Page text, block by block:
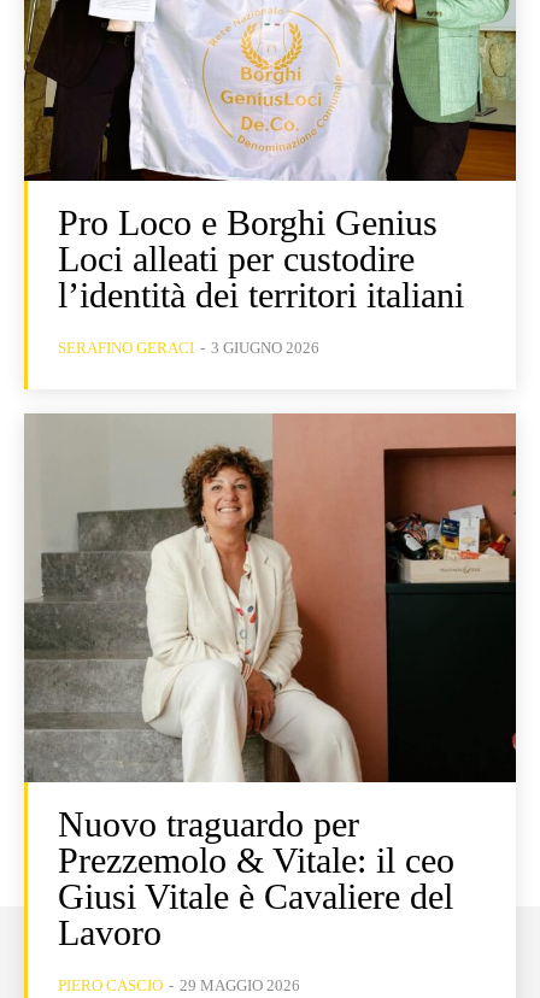
Pro Loco e Borghi Genius
Loci alleati per custodire
l’identità dei territori italiani
SERAFINO GERACI - 3 GIUGNO 2026
Nuovo traguardo per
Prezzemolo & Vitale: il ceo
Giusi Vitale è Cavaliere del
Lavoro
PIERO CASCIO - 29 MAGGIO 2026